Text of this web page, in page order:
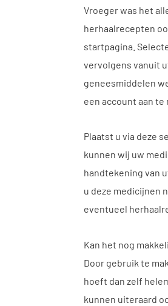
Vroeger was het
herhaalrecepten
startpagina.
vervolgens vanuit
geneesmiddelen
een account aan te
Plaatst u via deze
kunnen wij uw
handtekening van
u deze medicijnen
eventueel
Kan het nog
Door gebruik te
hoeft dan zelf
kunnen uiteraard